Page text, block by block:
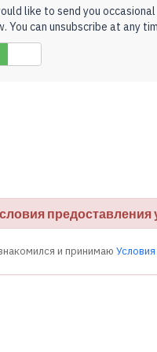
like to send you
You can unsubscribe at any
предоставления
и принимаю